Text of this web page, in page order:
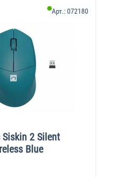
2 Silent
Blue
Арт.:072180